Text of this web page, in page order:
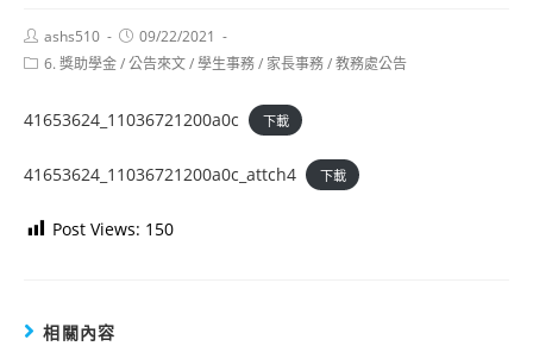
Post
author:
ashs510
Post
published:
09/22/2021
Post6. 獎助學金/公告來文/學生事務/ 家長事務/教務處公告
41653624_11036721200a0c 下載
41653624_11036721200a0c_attch4 下載
Post Views: 150
相關內容